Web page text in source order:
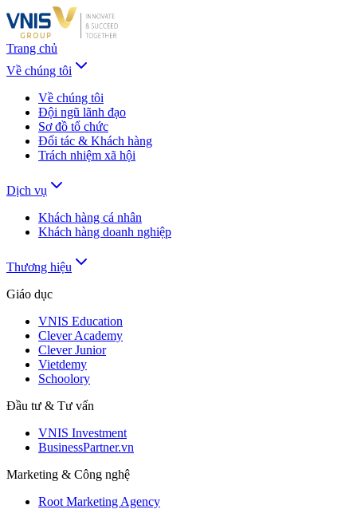
Trang chủ
Về chúng tôi
Về chúng tôi
Đội ngũ lãnh đạo
Sơ đồ tổ chức
Đối tác & Khách hàng
Trách nhiệm xã hội
Dịch vụ
Khách hàng cá nhân
Khách hàng doanh nghiệp
Thương hiệu
Giáo dục
VNIS Education
Clever Academy
Clever Junior
Vietdemy
Schoolory
Đầu tư & Tư vấn
VNIS Investment
BusinessPartner.vn
Marketing & Công nghệ
Root Marketing Agency